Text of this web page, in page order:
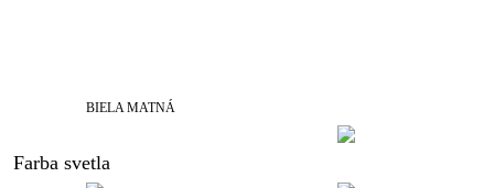
BIELA MATNÁ
Farba svetla